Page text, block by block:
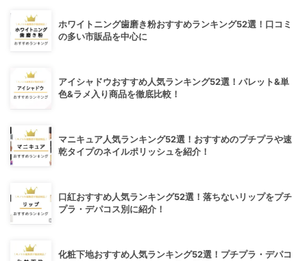
ホワイトニング歯磨き粉おすすめランキング52選！口コミ
の多い市販品を中心に
アイシャドウおすすめ人気ランキング52選！パレット&単
色&ラメ入り商品を徹底比較！
マニキュア人気ランキング52選！おすすめのプチプラや速
乾タイプのネイルポリッシュを紹介！
口紅おすすめ人気ランキング52選！落ちないリップをプチ
プラ・デパコス別に紹介！
化粧下地おすすめ人気ランキング52選！プチプラ・デパコ